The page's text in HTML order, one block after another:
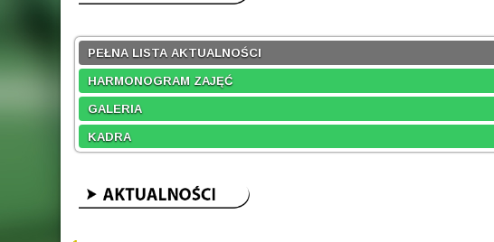
PEŁNA LISTA AKTUALNOŚCI
HARMONOGRAM ZAJĘĆ
GALERIA
KADRA